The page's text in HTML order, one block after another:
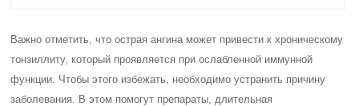
Важно отметить, что острая ангина может привести к хроническому
тонзиллиту, который проявляется при ослабленной иммунной
функции. Чтобы этого избежать, необходимо устранить причину
заболевания. В этом помогут препараты, длительная